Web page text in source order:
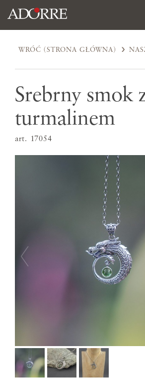
WRÓĆ (STRONA GŁÓWNA)
Srebrny smok
turmalinem
art. 17054